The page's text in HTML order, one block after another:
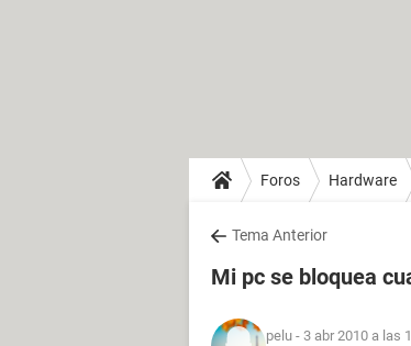
Foros Hardware
Tema Anterior
Mi pc se bloquea
pelu - 3 abr 2010 a las